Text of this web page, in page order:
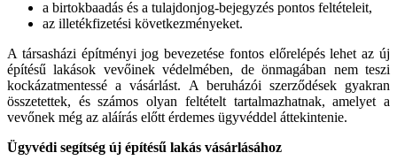
a birtokbaadás és a tulajdonjog-bejegyzés pontos feltételeit,
az illetékfizetési következményeket.
A társasházi építményi jog bevezetése fontos előrelépés lehet az új
építésű lakások vevőinek védelmében, de önmagában nem teszi
kockázatmentessé a vásárlást. A beruházói szerződések gyakran
összetettek, és számos olyan feltételt tartalmazhatnak, amelyet a
vevőnek még az aláírás előtt érdemes ügyvéddel áttekintenie.
Ügyvédi segítség új építésű lakás vásárlásához